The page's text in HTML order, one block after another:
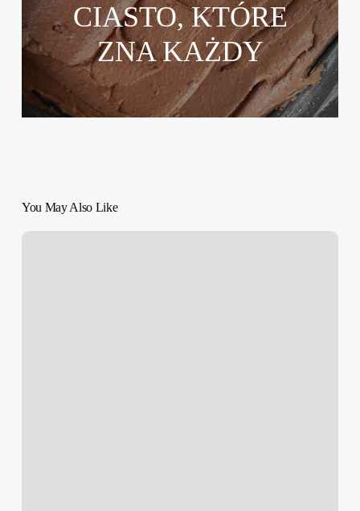
CIASTO, KTÓRE
ZNA KAŻDY
You May Also Like